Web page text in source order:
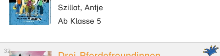
Szillat, Antje
Ab Klasse 5